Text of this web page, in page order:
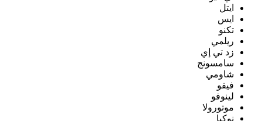
ايتل
ايس
تكنو
ريلمي
زد تي إي
سامسونج
شاومي
فيفو
لينوفو
موتورولا
نوكيا